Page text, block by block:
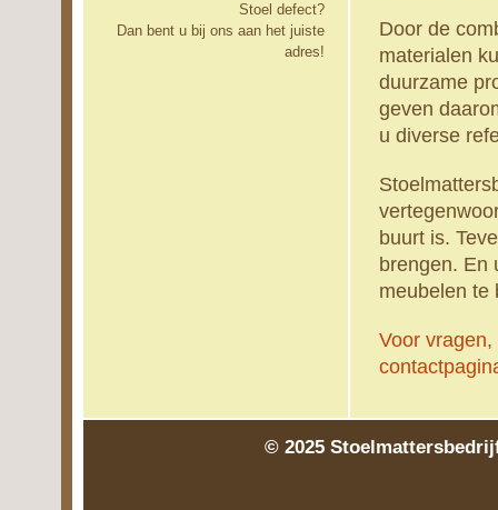
Stoel defect?
Dan bent u bij ons aan het juiste
adres!
Door de
materialen
duurzame
geven
u diverse
buurt is.
brengen. En
meubelen te
Voor
© 2025